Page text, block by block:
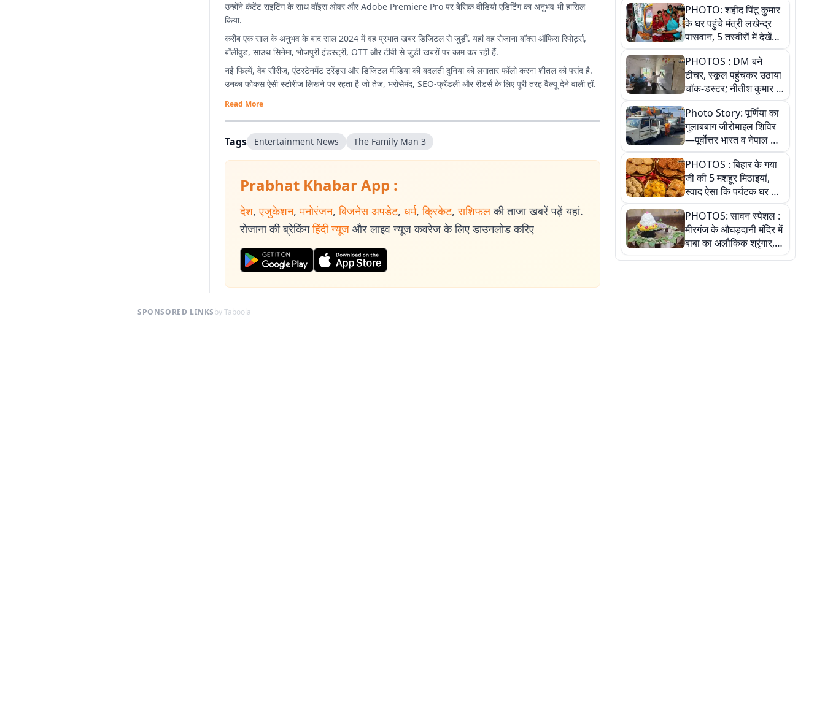
उन्होंने कंटेंट राइटिंग के साथ वॉइस ओवर और Adobe Premiere Pro पर बेसिक वीडियो एडिटिंग का अनुभव भी हासिल
किया.
करीब एक साल के अनुभव के बाद साल 2024 में वह प्रभात खबर डिजिटल से जुड़ीं. यहां वह रोजाना बॉक्स ऑफिस रिपोर्ट्स,
बॉलीवुड, साउथ सिनेमा, भोजपुरी इंडस्ट्री, OTT और टीवी से जुड़ी खबरों पर काम कर रही हैं.
नई फिल्में, वेब सीरीज, एंटरटेनमेंट ट्रेंड्स और डिजिटल मीडिया की बदलती दुनिया को लगातार फॉलो करना शीतल को पसंद है.
उनका फोकस ऐसी स्टोरीज लिखने पर रहता है जो तेज, भरोसेमंद, SEO-फ्रेंडली और रीडर्स के लिए पूरी तरह वैल्यू देने वाली हों.
Read More
Tags Entertainment News The Family Man 3
Prabhat Khabar App :
देश, एजुकेशन, मनोरंजन, बिजनेस अपडेट, धर्म, क्रिकेट, राशिफल की ताजा खबरें पढ़ें यहां.
रोजाना की ब्रेकिंग हिंदी न्यूज और लाइव न्यूज कवरेज के लिए डाउनलोड करिए
PHOTO: शहीद पिंटू कुमार
के घर पहुंचे मंत्री लखेन्द्र
पासवान, 5 तस्वीरों में देखें
उस भावुक पल की पूरी
कहानी
PHOTOS : DM बने
टीचर, स्कूल पहुंचकर उठाया
चॉक-डस्टर; नीतीश कुमार के
इस चहेते अधिकारी को
जानिए
Photo Story: पूर्णिया का
गुलाबबाग जीरोमाइल शिविर
—पूर्वोत्तर भारत व नेपाल के
कांवरियों का प्रमुख सेवा धाम
PHOTOS : बिहार के गया
जी की 5 मशहूर मिठाइयां,
स्वाद ऐसा कि पर्यटक घर ले
जाना नहीं भूलते, तस्वीरों में
देखें
PHOTOS: सावन स्पेशल :
मीरगंज के औघड़दानी मंदिर में
बाबा का अलौकिक श्रृंगार,
तस्वीरों में देखें महादेव के कई
SPONSORED LINKSby Taboola